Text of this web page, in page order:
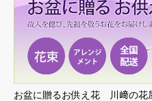
ト」に配達いたしました。
2023/05/08 お客様からお
注文をいただき、山形県
いたしました。
2023/05/03 お客様から公
注文をいただき、川崎区
達いたしました。
2023/04/28 お客様から開
お盆に贈るお供え花 川﨑の花